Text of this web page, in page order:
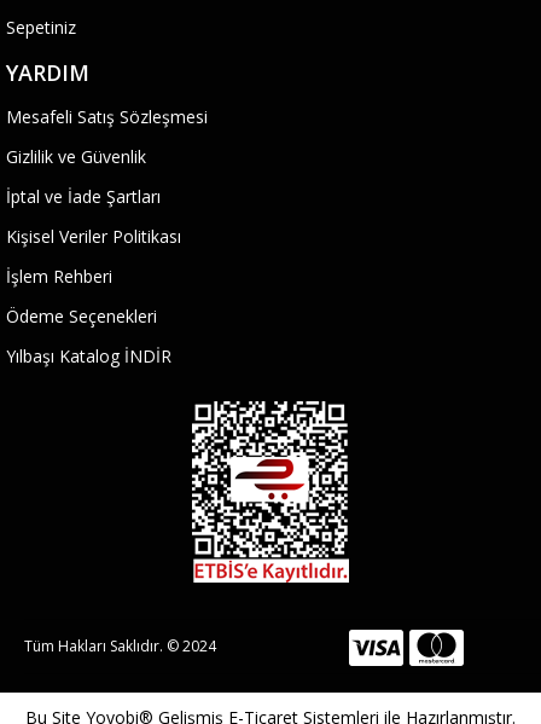
Sepetiniz
YARDIM
Mesafeli Satış Sözleşmesi
Gizlilik ve Güvenlik
İptal ve İade Şartları
Kişisel Veriler Politikası
İşlem Rehberi
Ödeme Seçenekleri
Yılbaşı Katalog İNDİR
Tüm Hakları Saklıdır. © 2024
Bu Site Yoyobi® Gelişmiş E-Ticaret Sistemleri ile Hazırlanmıştır.